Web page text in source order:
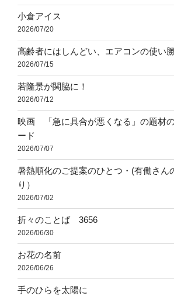
小倉アイス
2026/07/20
高齢者にはしんどい、エアコンの使い
2026/07/15
若隆景が関脇に！
2026/07/12
映画 「急に具合が悪くなる」の題材
ード
2026/07/07
暑熱順化のご提案のひとつ・(有働さん
り）
2026/07/02
折々のことば 3656
2026/06/30
お花の名前
2026/06/26
手のひらを太陽に